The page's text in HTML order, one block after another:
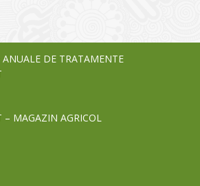
ANUALE DE TRATAMENTE
– MAGAZIN AGRICOL